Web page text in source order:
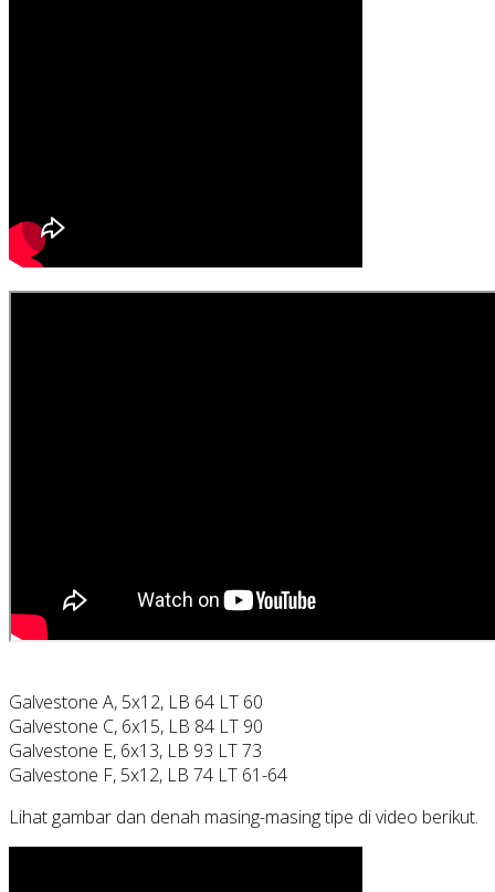
Galvestone A, 5x12, LB 64 LT 60
Galvestone C, 6x15, LB 84 LT 90
Galvestone E, 6x13, LB 93 LT 73
Galvestone F, 5x12, LB 74 LT 61-64
Lihat gambar dan denah masing-masing tipe di video berikut.